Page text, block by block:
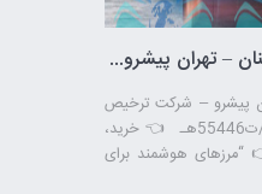
ورود 41 قلم کالای مورد نیاز مرزنشینان – تهران پیشرو – شرکت ترخیص کالا
تهران پیشرو – شرکت ترخیص
کالا تاریخ: 24/11/1397 شماره: 156591/ت55446هـ 👈خرید،
“مرزهای هوشمند برای